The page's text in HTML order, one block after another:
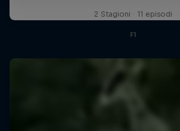
2 Stagioni · 11 episodi
F1